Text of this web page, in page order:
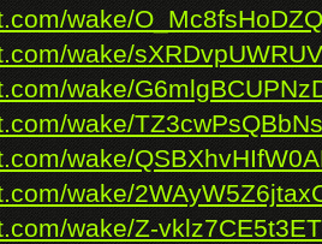
wake/
wake/
wake/
wake/
wake/
wake/
wake/Z-